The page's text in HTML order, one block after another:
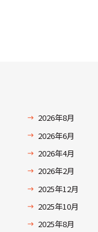
2026年8月
2026年6月
2026年4月
2026年2月
2025年12月
2025年10月
2025年8月